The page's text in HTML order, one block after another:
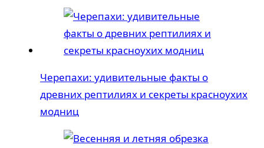
Черепахи: удивительные факты о
древних рептилиях и секреты красноухих
модниц